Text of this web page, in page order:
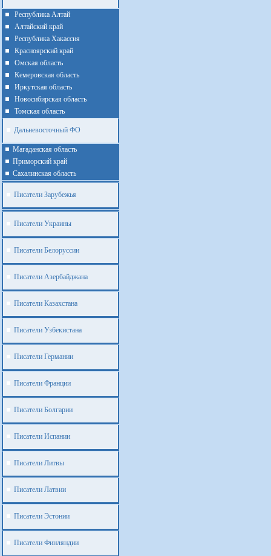
Республика Алтай
Алтайcкий край
Республика Хакассия
Красноярский край
Омская область
Кемеровская область
Иркутская область
Новосибирская область
Томская область
Дальневосточный ФО
Магаданская область
Приморский край
Cахалинская область
Писатели Зарубежья
Писатели Украины
Писатели Белоруссии
Писатели Азербайджана
Писатели Казахстана
Писатели Узбекистана
Писатели Германии
Писатели Франции
Писатели Болгарии
Писатели Испании
Писатели Литвы
Писатели Латвии
Писатели Эстонии
Писатели Финляндии